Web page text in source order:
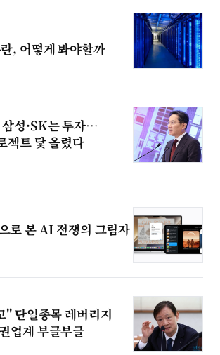
, 어떻게 봐야할까
성·SK는 투자…
젝트 닻 올렸다
로 본 AI 전쟁의 그림자
" 단일종목 레버리지
업계 부글부글